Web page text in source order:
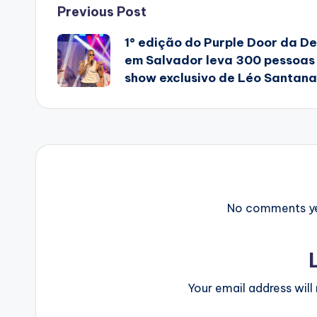
Post
navigation
Previous Post
1° edição do Purple Door da
em Salvador leva 300
show exclusivo de Léo Santana
No comments
Your email address